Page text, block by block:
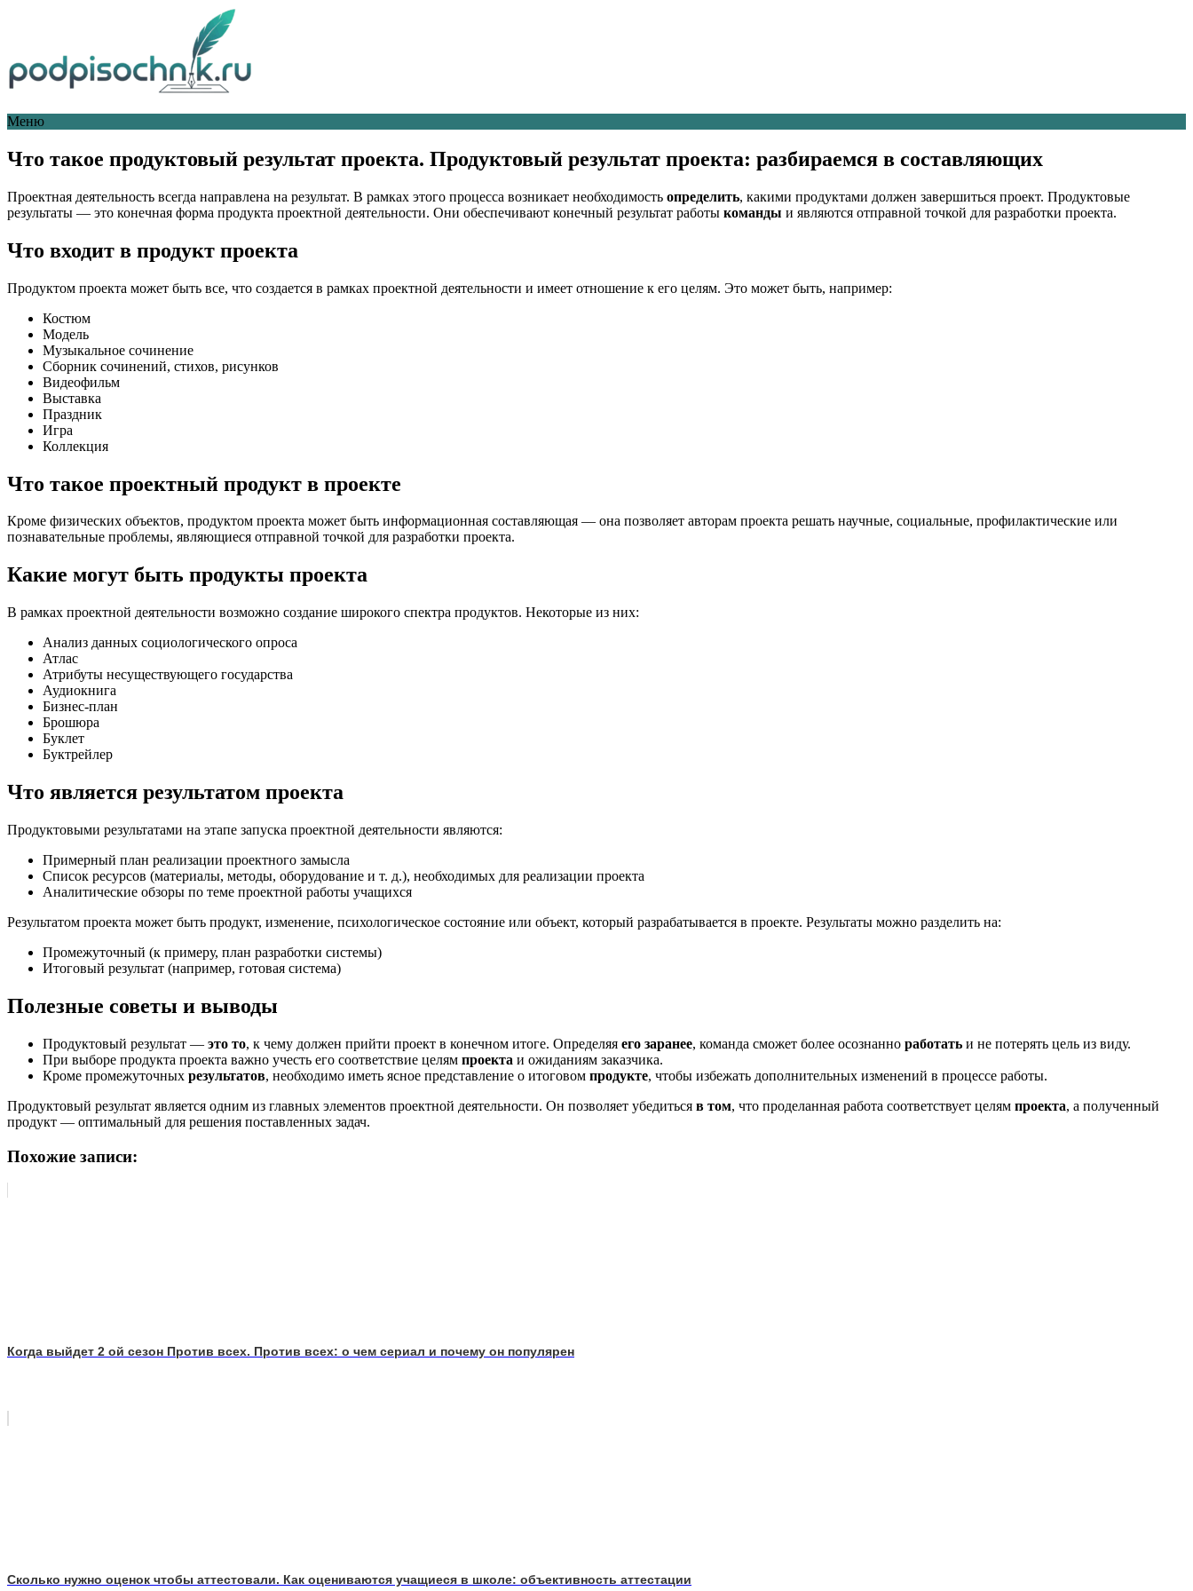
Меню
Что такое продуктовый результат проекта. Продуктовый результат проекта: разбираемся в составляющих
Проектная деятельность всегда направлена на результат. В рамках этого процесса возникает необходимость определить, какими продуктами должен завершиться проект. Продуктовые
результаты — это конечная форма продукта проектной деятельности. Они обеспечивают конечный результат работы команды и являются отправной точкой для разработки проекта.
Что входит в продукт проекта
Продуктом проекта может быть все, что создается в рамках проектной деятельности и имеет отношение к его целям. Это может быть, например:
Костюм
Модель
Музыкальное сочинение
Сборник сочинений, стихов, рисунков
Видеофильм
Выставка
Праздник
Игра
Коллекция
Что такое проектный продукт в проекте
Кроме физических объектов, продуктом проекта может быть информационная составляющая — она позволяет авторам проекта решать научные, социальные, профилактические или
познавательные проблемы, являющиеся отправной точкой для разработки проекта.
Какие могут быть продукты проекта
В рамках проектной деятельности возможно создание широкого спектра продуктов. Некоторые из них:
Анализ данных социологического опроса
Атлас
Атрибуты несуществующего государства
Аудиокнига
Бизнес-план
Брошюра
Буклет
Буктрейлер
Что является результатом проекта
Продуктовыми результатами на этапе запуска проектной деятельности являются:
Примерный план реализации проектного замысла
Список ресурсов (материалы, методы, оборудование и т. д.), необходимых для реализации проекта
Аналитические обзоры по теме проектной работы учащихся
Результатом проекта может быть продукт, изменение, психологическое состояние или объект, который разрабатывается в проекте. Результаты можно разделить на:
Промежуточный (к примеру, план разработки системы)
Итоговый результат (например, готовая система)
Полезные советы и выводы
Продуктовый результат — это то, к чему должен прийти проект в конечном итоге. Определяя его заранее, команда сможет более осознанно работать и не потерять цель из виду.
При выборе продукта проекта важно учесть его соответствие целям проекта и ожиданиям заказчика.
Кроме промежуточных результатов, необходимо иметь ясное представление о итоговом продукте, чтобы избежать дополнительных изменений в процессе работы.
Продуктовый результат является одним из главных элементов проектной деятельности. Он позволяет убедиться в том, что проделанная работа соответствует целям проекта, а полученный
продукт — оптимальный для решения поставленных задач.
Похожие записи:
Когда выйдет 2 ой сезон Против всех. Против всех: о чем сериал и почему он популярен
Сколько нужно оценок чтобы аттестовали. Как оцениваются учащиеся в школе: объективность аттестации